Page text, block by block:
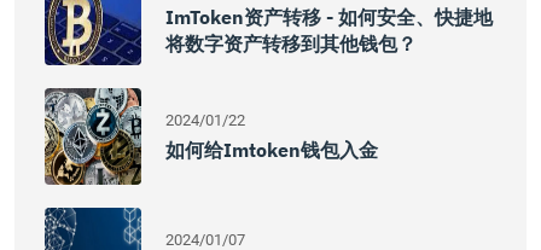
ImToken资产转移 - 如何安全、快捷地
将数字资产转移到其他钱包？
2024/01/22
如何给imtoken钱包入金
2024/01/07